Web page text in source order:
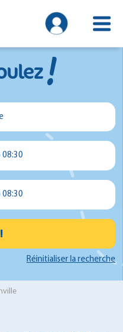
!
Réinitialiser la recherche